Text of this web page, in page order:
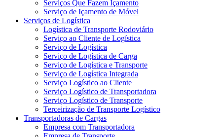
Serviços Que Fazem Içamento
Serviço de Içamento de Móvel
Serviços de Logística
Logística de Transporte Rodoviário
Serviço ao Cliente de Logística
Serviço de Logística
Serviço de Logística de Carga
Serviço de Logística e Transporte
Serviço de Logística Integrada
Serviço Logístico ao Cliente
Serviço Logístico de Transportadora
Serviço Logístico de Transporte
Terceirização de Transporte Logístico
Transportadoras de Cargas
Empresa com Transportadora